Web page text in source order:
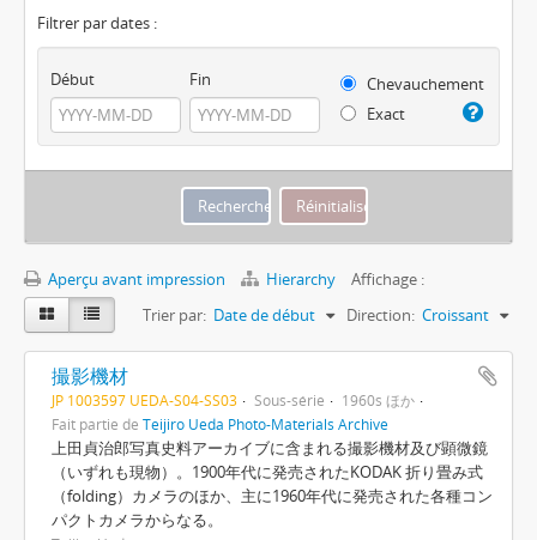
Filtrer par dates :
Début Fin
Chevauchement
Exact
Aperçu avant impression Hierarchy
Affichage :
Trier par: Date de début Direction: Croissant
撮影機材
JP 1003597 UEDA-S04-SS03 Sous-série
1960s ほか
Fait partie de Teijiro Ueda Photo-Materials Archive
上田貞治郎写真史料アーカイブに含まれる撮影機材及び顕微鏡
（いずれも現物）。1900年代に発売されたKODAK 折り畳み式
（folding）カメラのほか、主に1960年代に発売された各種コン
パクトカメラからなる。